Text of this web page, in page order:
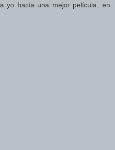
yo hacía una mejor película...en